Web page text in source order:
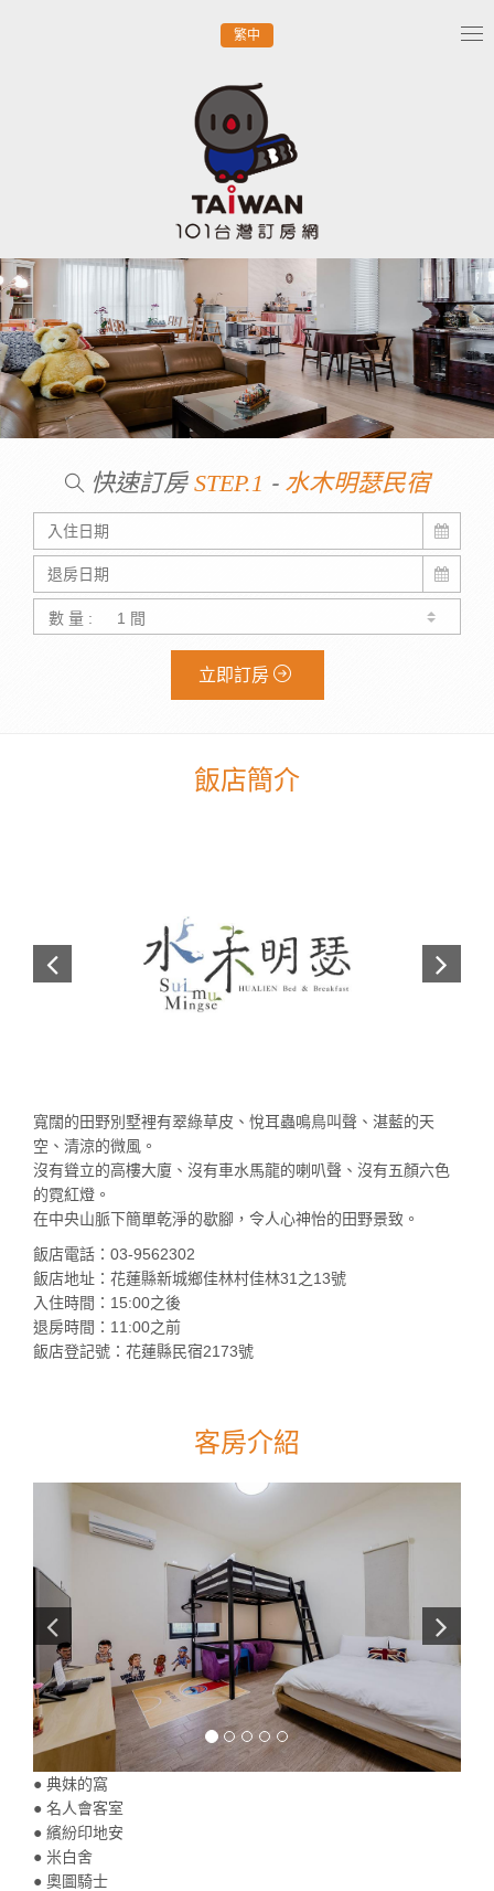
繁中
快速訂房 STEP.1 - 水木明瑟民宿
數 量 :
立即訂房
飯店簡介
寬闊的田野別墅裡有翠綠草皮、悅耳蟲鳴鳥叫聲、湛藍的天
空、清涼的微風。
沒有聳立的高樓大廈、沒有車水馬龍的喇叭聲、沒有五顏六色
的霓紅燈。
在中央山脈下簡單乾淨的歇腳，令人心神怡的田野景致。
飯店電話：03-9562302
飯店地址：花蓮縣新城鄉佳林村佳林31之13號
入住時間：15:00之後
退房時間：11:00之前
飯店登記號：花蓮縣民宿2173號
客房介紹
● 典妹的窩
● 名人會客室
● 繽紛印地安
● 米白舍
● 奧圖騎士